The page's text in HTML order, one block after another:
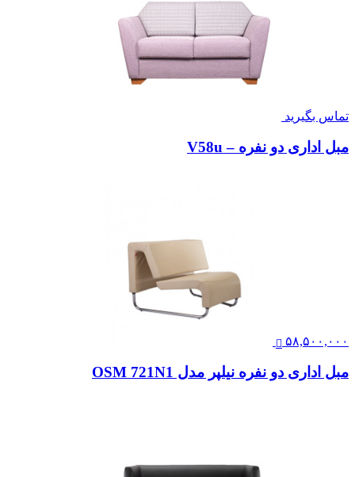
تماس بگیرید
مبل اداری دو نفره – V58u
۵۸,۵۰۰,۰۰۰
مبل اداری دو نفره نیلپر مدل OSM 721N1